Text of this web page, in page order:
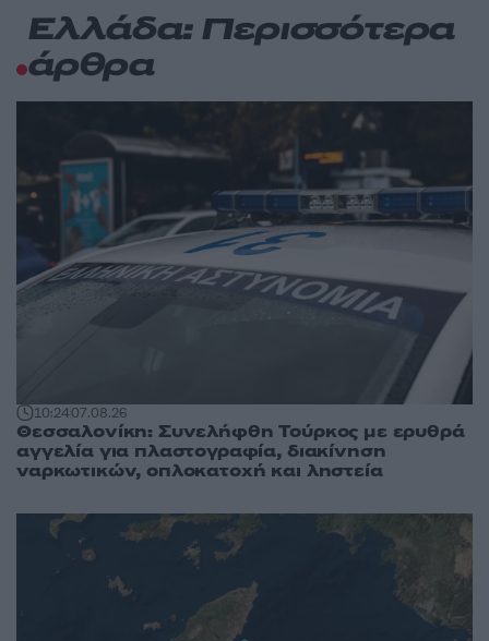
Ελλάδα: Περισσότερα
άρθρα
10:2407.08.26
Θεσσαλονίκη: Συνελήφθη Τούρκος με ερυθρά
αγγελία για πλαστογραφία, διακίνηση
ναρκωτικών, οπλοκατοχή και ληστεία